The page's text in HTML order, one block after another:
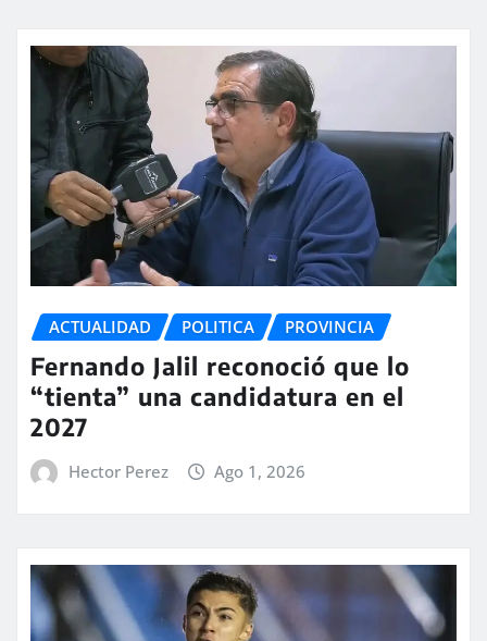
ACTUALIDAD POLITICA PROVINCIA
Fernando Jalil reconoció que lo
“tienta” una candidatura en el
2027
Hector Perez Ago 1, 2026